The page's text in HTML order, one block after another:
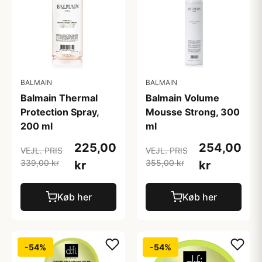
BALMAIN
Balmain Thermal
Protection Spray,
200 ml
VEJL. PRIS
339,00 kr
225,00
kr
Køb her
BALMAIN
Balmain Volume
Mousse Strong, 300
ml
VEJL. PRIS
355,00 kr
254,00
kr
Køb her
-54% -54%